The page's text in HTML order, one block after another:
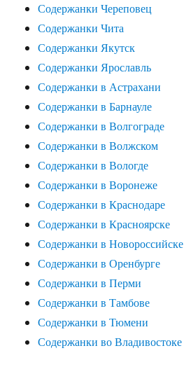
Содержанки Череповец
Содержанки Чита
Содержанки Якутск
Содержанки Ярославль
Содержанки в Астрахани
Содержанки в Барнауле
Содержанки в Волгограде
Содержанки в Волжском
Содержанки в Вологде
Содержанки в Воронеже
Содержанки в Краснодаре
Содержанки в Красноярске
Содержанки в Новороссийске
Содержанки в Оренбурге
Содержанки в Перми
Содержанки в Тамбове
Содержанки в Тюмени
Содержанки во Владивостоке